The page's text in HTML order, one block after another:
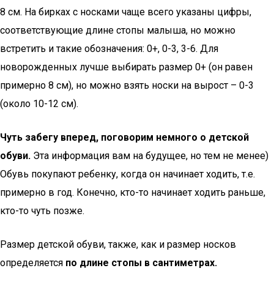
8 см. На бирках с носками чаще всего указаны цифры,
соответствующие длине стопы малыша, но можно
встретить и такие обозначения: 0+, 0-3, 3-6. Для
новорожденных лучше выбирать размер 0+ (он равен
примерно 8 см), но можно взять носки на вырост – 0-3
(около 10-12 см).
Чуть забегу вперед, поговорим немного о детской
обуви. Эта информация вам на будущее, но тем не менее)
Обувь покупают ребенку, когда он начинает ходить, т.е.
примерно в год. Конечно, кто-то начинает ходить раньше,
кто-то чуть позже.
Размер детской обуви, также, как и размер носков
определяется по длине стопы в сантиметрах.